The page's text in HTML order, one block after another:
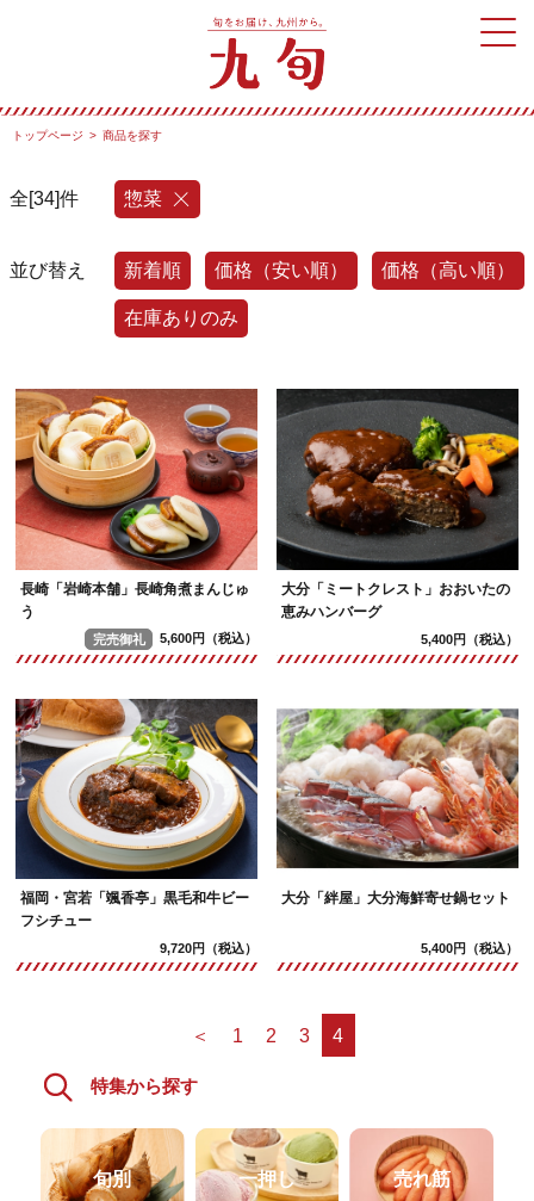
トップページ 商品を探す
全[34]件 惣菜
並び替え 新着順 価格（安い順） 価格（高い順）
在庫ありのみ
長崎「岩崎本舗」長崎角煮まんじゅ
う
完売御礼 5,600円（税込）
大分「ミートクレスト」おおいたの
恵みハンバーグ
5,400円（税込）
福岡・宮若「颯香亭」黒毛和牛ビー
フシチュー
9,720円（税込）
大分「絆屋」大分海鮮寄せ鍋セット
5,400円（税込）
＜ 1 2 3 4
特集から探す
旬別 一押し 売れ筋